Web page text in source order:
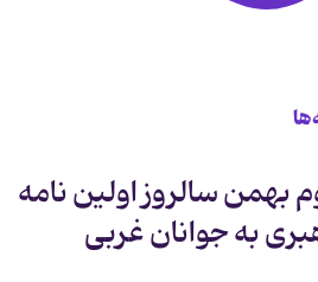
بهمن سالروز اولین نامه
به جوانان غربی